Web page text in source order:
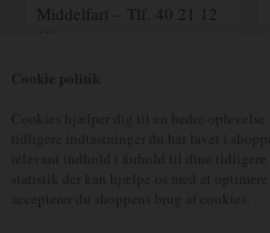
Middelfart – Tlf. 40 21 12